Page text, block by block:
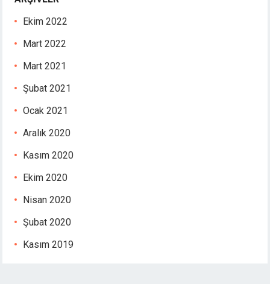
Ekim 2022
Mart 2022
Mart 2021
Şubat 2021
Ocak 2021
Aralık 2020
Kasım 2020
Ekim 2020
Nisan 2020
Şubat 2020
Kasım 2019